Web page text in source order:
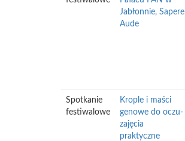
Jabłonnie, Sapere
Aude
Spotkanie
festiwalowe
Krople i maści
genowe do oczu-
zajęcia
praktyczne